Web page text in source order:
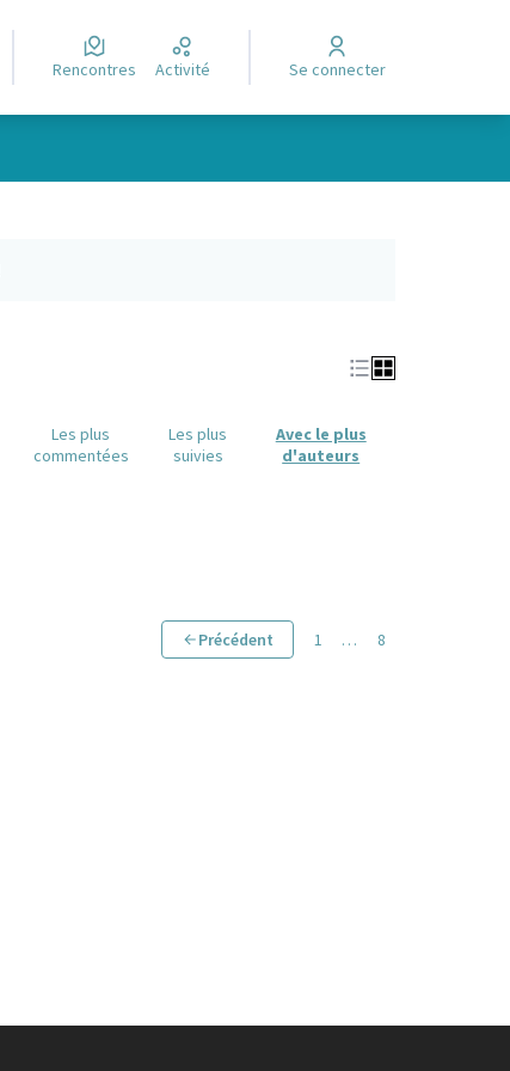
Rencontres Activité Se connecter
Les plus
commentées
Les plus
suivies
Avec le plus
d'auteurs
Précédent 1 … 8